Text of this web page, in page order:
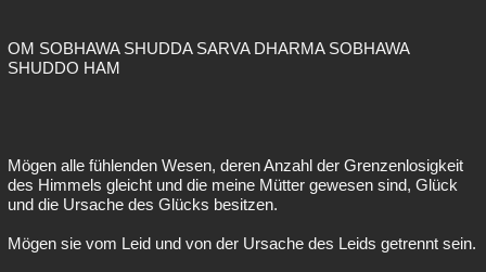
OM SOBHAWA SHUDDA SARVA DHARMA SOBHAWA
SHUDDO HAM
Mögen alle fühlenden Wesen, deren Anzahl der Grenzenlosigkeit
des Himmels gleicht und die meine Mütter gewesen sind, Glück
und die Ursache des Glücks besitzen.
Mögen sie vom Leid und von der Ursache des Leids getrennt sein.